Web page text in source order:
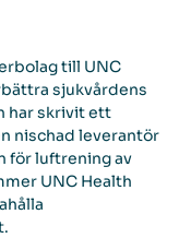
till UNC
sjukvårdens
har skrivit ett
nischad leverantör
för luftrening av
UNC Health